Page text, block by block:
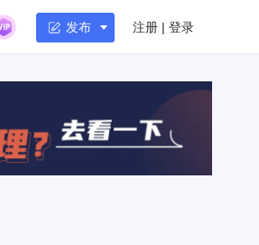
发布 注册 | 登录